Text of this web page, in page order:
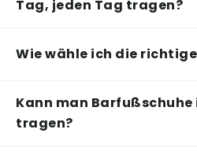
Tag, jeden Tag tragen?
Wie wähle ich die
Kann man
tragen?